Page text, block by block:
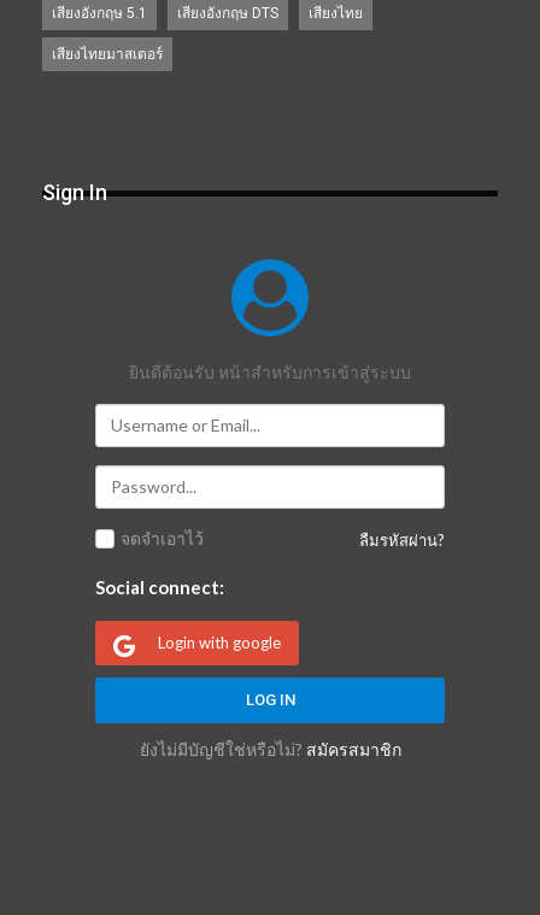
เสียงอังกฤษ 5.1 เสียงอังกฤษ DTS เสียงไทย
เสียงไทยมาสเตอร์
Sign In
ยินดีต้อนรับ หน้าสำหรับการเข้าสู่ระบบ
ลืมรหัสผ่าน?
จดจำเอาไว้
Social connect:
Login with google
ยังไม่มีบัญชีใช่หรือไม่? สมัครสมาชิก